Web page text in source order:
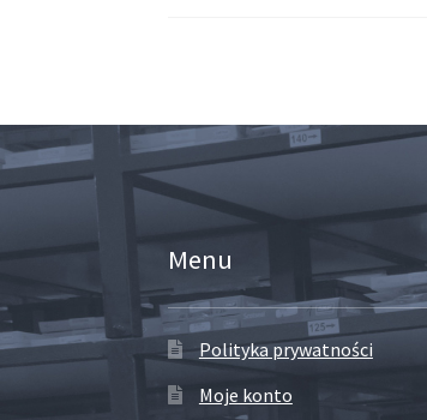
Menu
Polityka prywatności
Moje konto